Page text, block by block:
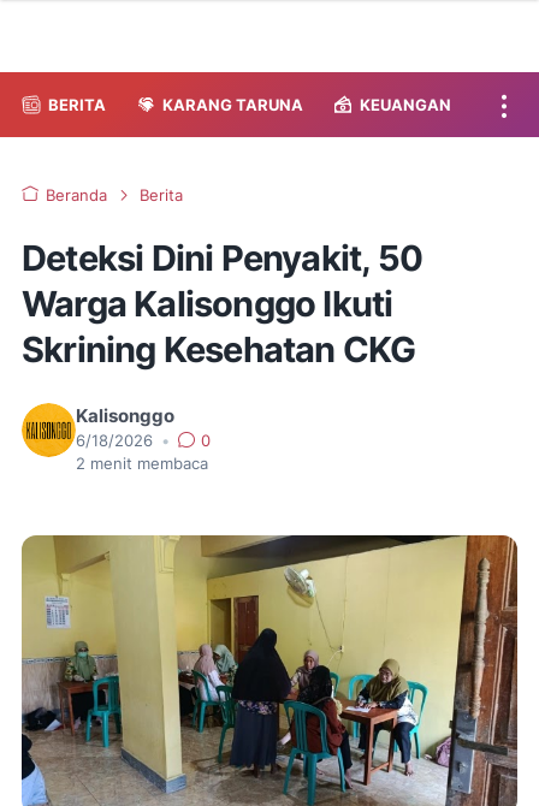
BERITA KARANG TARUNA KEUANGAN
Beranda Berita
Deteksi Dini Penyakit, 50
Warga Kalisonggo Ikuti
Skrining Kesehatan CKG
Kalisonggo
6/18/2026 •
0
2 menit membaca